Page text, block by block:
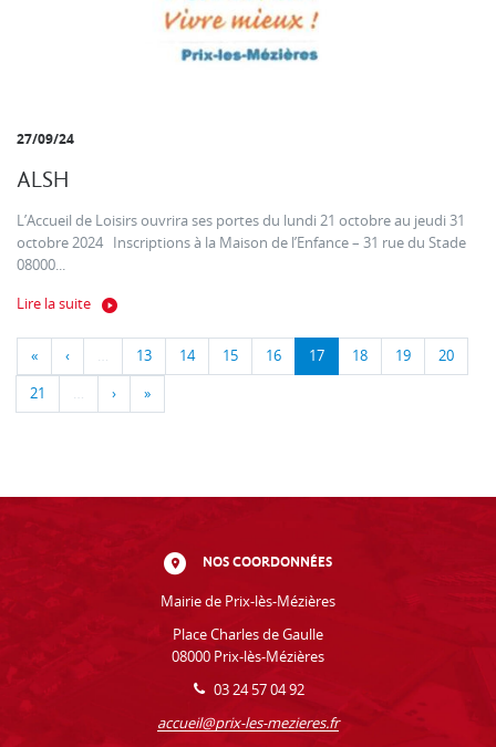
27/09/24
ALSH
L’Accueil de Loisirs ouvrira ses portes du lundi 21 octobre au jeudi 31
octobre 2024 Inscriptions à la Maison de l’Enfance – 31 rue du Stade
08000...
Lire la suite
« ‹ … 13 14 15 16 17 18 19 20
21 … › »
NOS COORDONNÉES
Mairie de Prix-lès-Mézières
Place Charles de Gaulle
08000 Prix-lès-Mézières
03 24 57 04 92
accueil@prix-les-mezieres.fr